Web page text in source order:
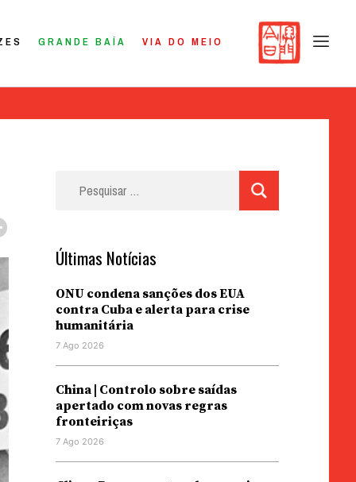
GRANDE BAÍA VIA DO MEIO
Últimas Notícias
ONU condena sanções dos EUA
contra Cuba e alerta para crise
humanitária
7 Ago 2026
China | Controlo sobre saídas
apertado com novas regras
fronteiriças
7 Ago 2026